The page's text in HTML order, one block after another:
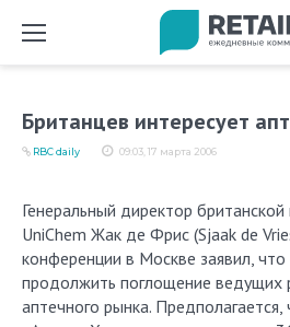
Британцев интересует
09:03, 17 марта 2006
RBC daily
Генеральный директор
UniChem Жак де Фрис (Sjaak de
конференции в Москве заявил,
продолжить поглощение ведущих
аптечного рынка.